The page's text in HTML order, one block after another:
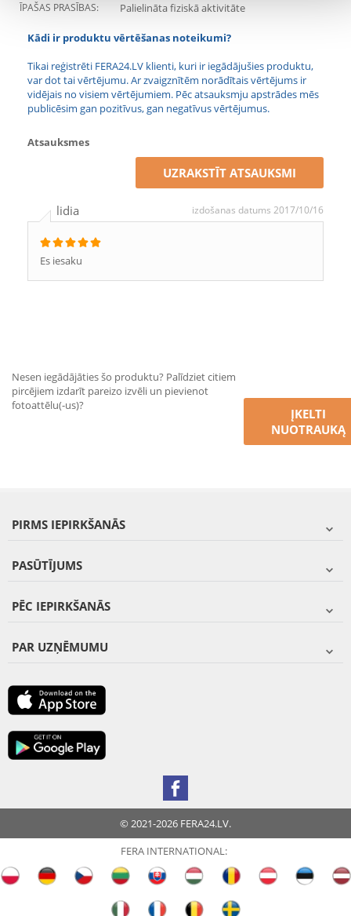
ĪPAŠAS PRASĪBAS: Palielināta fiziskā aktivitāte
Kādi ir produktu vērtēšanas noteikumi?
Tikai reģistrēti FERA24.LV klienti, kuri ir iegādājušies produktu,
var dot tai vērtējumu. Ar zvaigznītēm norādītais vērtējums ir
vidējais no visiem vērtējumiem. Pēc atsauksmju apstrādes mēs
publicēsim gan pozitīvus, gan negatīvus vērtējumus.
Atsauksmes
UZRAKSTĪT ATSAUKSMI
lidia izdošanas datums 2017/10/16
Es iesaku
Nesen iegādājāties šo produktu? Palīdziet citiem
pircējiem izdarīt pareizo izvēli un pievienot
fotoattēlu(-us)?
ĮKELTI
NUOTRAUKĄ
PIRMS IEPIRKŠANĀS
PASŪTĪJUMS
PĒC IEPIRKŠANĀS
PAR UZŅĒMUMU
© 2021-2026 FERA24.LV.
FERA INTERNATIONAL: